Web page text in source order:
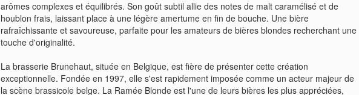
arômes complexes et équilibrés. Son goût subtil allie des notes de malt caramélisé et de
houblon frais, laissant place à une légère amertume en fin de bouche. Une bière
rafraîchissante et savoureuse, parfaite pour les amateurs de bières blondes recherchant une
touche d'originalité.
La brasserie Brunehaut, située en Belgique, est fière de présenter cette création
exceptionnelle. Fondée en 1997, elle s'est rapidement imposée comme un acteur majeur de
la scène brassicole belge. La Ramée Blonde est l'une de leurs bières les plus appréciées,